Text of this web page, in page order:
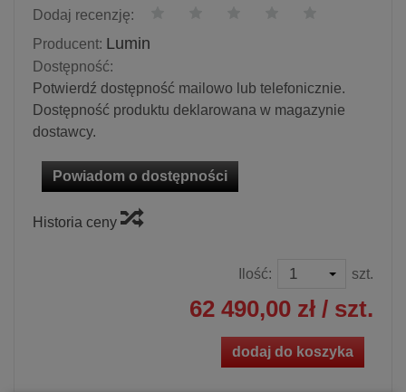
Dodaj recenzję:
Producent: Lumin
Dostępność:
Potwierdź dostępność mailowo lub telefonicznie.
Dostępność produktu deklarowana w magazynie
dostawcy.
Powiadom o dostępności
Historia ceny
Ilość: szt.
62 490,00 zł / szt.
dodaj do koszyka